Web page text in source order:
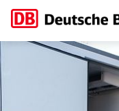
Deutsche